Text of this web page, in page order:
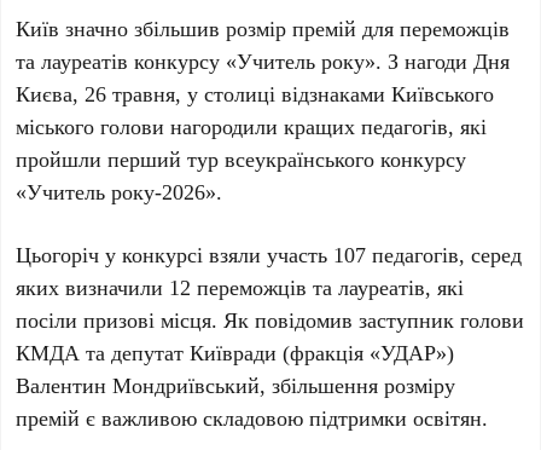
Київ значно збільшив розмір премій для переможців
та лауреатів конкурсу «Учитель року». З нагоди Дня
Києва,26 травня, у столиці відзнаками Київського
міського голови нагородили кращих педагогів, які
пройшли перший тур всеукраїнського конкурсу
«Учитель року-2026».
Цьогоріч у конкурсі взяли участь 107 педагогів, серед
яких визначили 12 переможців та лауреатів, які
посіли призові місця. Як повідомив заступник голови
КМДА та депутат Київради (фракція «УДАР»)
Валентин Мондриївський, збільшення розміру
премій є важливою складовою підтримки освітян.